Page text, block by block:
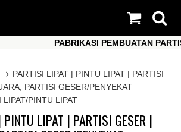
PABRIKASI PEMBUATAN PARTISI
PARTISI LIPAT | PINTU LIPAT | PARTISI
PARTISI GESER/PENYEKAT
LIPAT/PINTU LIPAT
LIPAT | PARTISI GESER |